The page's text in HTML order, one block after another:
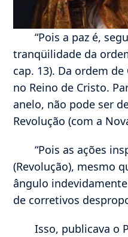
“Pois a paz é,
tranqüilidade da
cap. 13). Da ordem
no Reino de Cristo.
anelo, não pode ser
Revolução (com a
“Pois as ações
(Revolução), mesmo
ângulo
de corretivos
Isso, publicava o